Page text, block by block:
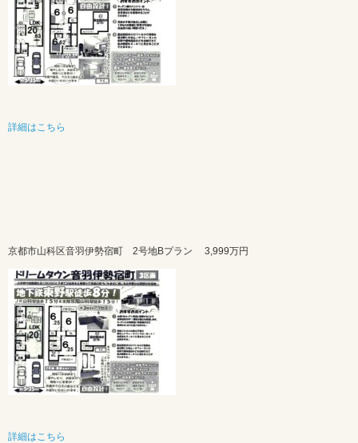
詳細はこちら
京都市山科区音羽伊勢宿町 2号地Bプラン 3,999万円
詳細はこちら